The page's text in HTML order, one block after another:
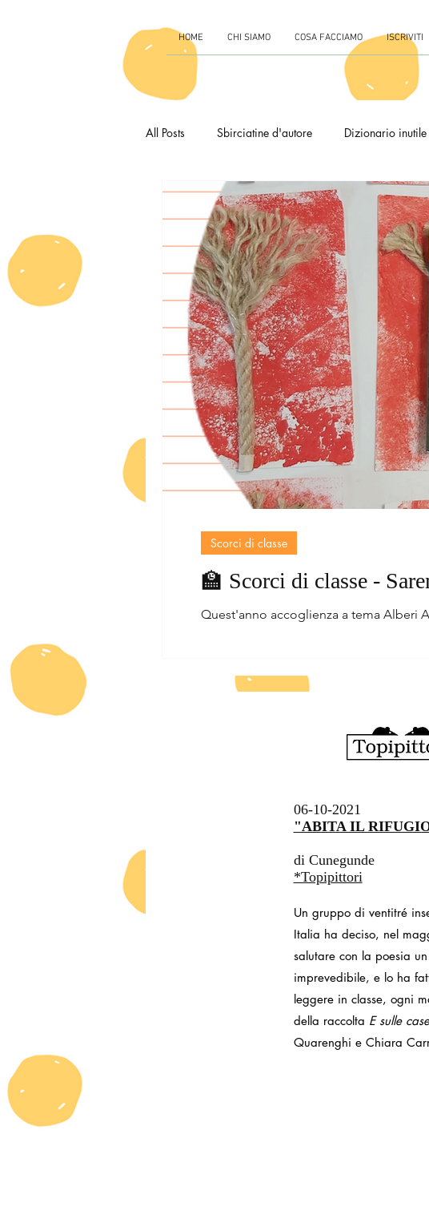
HOME CHI SIAMO COSA FACCIAMO ISCRIVITI
All Posts Sbirciatine d'autore Dizionario inutile
🏫 Scorci di classe -
Quest'anno accoglienza a tema Alberi
Scorci di classe
06-10-2021
"ABITA IL
di Cunegunde
*Topipittori
Un gruppo di ventitré
Italia ha deciso, nel
salutare con la poesia
imprevedibile, e lo ha
leggere in classe, ogni
della raccolta E sulle
Quarenghi e Chiara